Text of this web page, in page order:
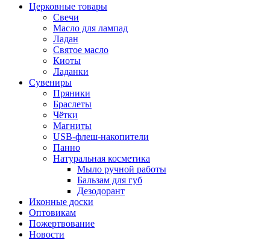
Церковные товары
Свечи
Масло для лампад
Ладан
Святое масло
Киоты
Ладанки
Сувениры
Пряники
Браслеты
Чётки
Магниты
USB-флеш-накопители
Панно
Натуральная косметика
Мыло ручной работы
Бальзам для губ
Дезодорант
Иконные доски
Оптовикам
Пожертвование
Новости